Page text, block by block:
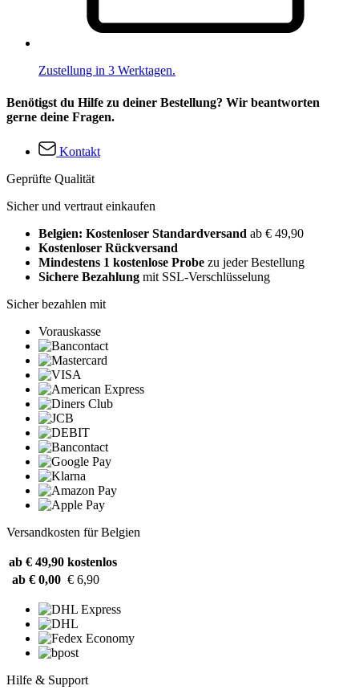
Zustellung in 3 Werktagen.
Benötigst du Hilfe zu deiner Bestellung? Wir beantworten
gerne deine Fragen.
Kontakt
Geprüfte Qualität
Sicher und vertraut einkaufen
Belgien: Kostenloser Standardversand ab € 49,90
Kostenloser Rückversand
Mindestens 1 kostenlose Probe zu jeder Bestellung
Sichere Bezahlung mit SSL-Verschlüsselung
Sicher bezahlen mit
Vorauskasse
Versandkosten für Belgien
ab € 49,90 kostenlos
ab € 0,00 € 6,90
Hilfe & Support